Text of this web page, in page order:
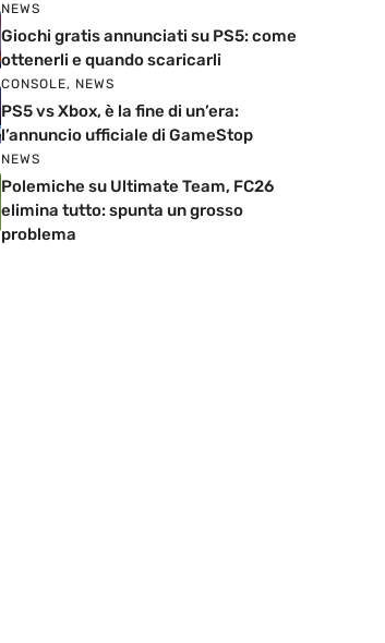
NEWS
Giochi gratis annunciati su PS5: come
ottenerli e quando scaricarli
CONSOLE, NEWS
PS5 vs Xbox, è la fine di un’era:
l’annuncio ufficiale di GameStop
NEWS
Polemiche su Ultimate Team, FC26
elimina tutto: spunta un grosso
problema